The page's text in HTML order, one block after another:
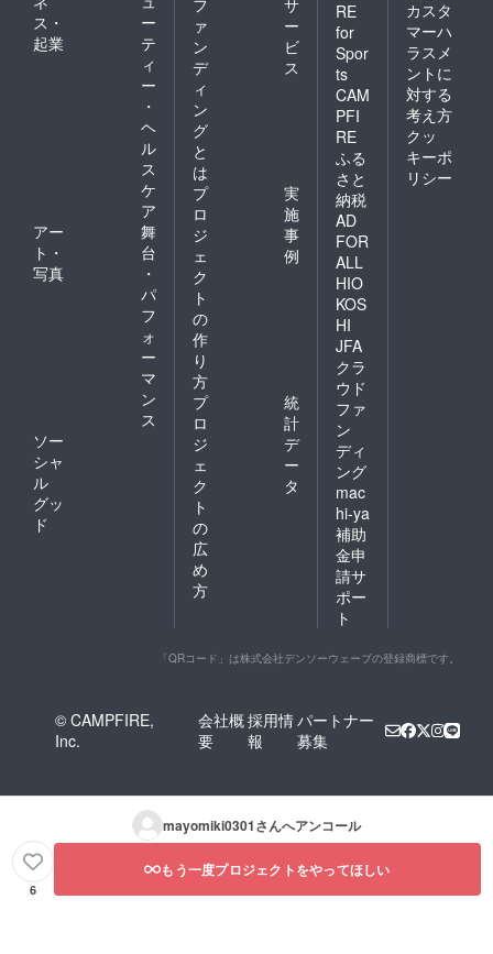
ス・
起業
ー
テ
ィ
ー
・
ヘ
ル
ス
ケ
ア
アー
ト・
写真
舞
台
・
パ
フ
ォ
ー
マ
ン
ス
ソー
シャ
ル
グッ
ド
フ
ァ
ン
デ
ィ
ン
グ
と
は
サ
ー
ビ
ス
プ
ロ
ジ
ェ
ク
ト
の
作
り
方
実
施
事
例
プ
ロ
ジ
ェ
ク
ト
の
広
め
方
統
計
デ
ー
タ
RE
for
Spor
ts
CAM
PFI
RE
ふる
さと
納税
AD
FOR
ALL
HIO
KOS
HI
JFA
クラ
ウド
ファ
ン
ディ
ング
mac
hi-ya
補助
金申
請サ
ポー
ト
カスタ
マーハ
ラスメ
ントに
対する
考え方
クッ
キーポ
リシー
「QRコード」は株式会社デンソーウェーブの登録商標です。
© CAMPFIRE,
Inc.
会社概
要
採用情
報
パートナー
募集
mayomiki0301さんへアンコール
6
もう一度プロジェクトをやってほしい